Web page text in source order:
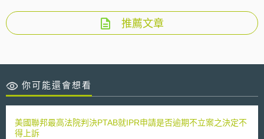
推薦文章
你可能還會想看
美國聯邦最高法院判決PTAB就IPR申請是否逾期不立案之決定不
得上訴